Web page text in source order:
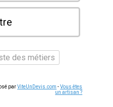
des métiers
parViteUnDevis.com -Vous êtes
un artisan ?